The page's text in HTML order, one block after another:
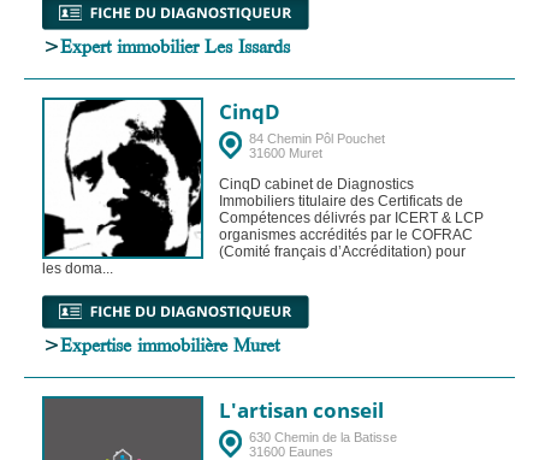
>Expert immobilier Les Issards
CinqD
84 Chemin Pôl Pouchet
31600 Muret
CinqD cabinet de Diagnostics
Immobiliers titulaire des Certificats de
Compétences délivrés par ICERT & LCP
organismes accrédités par le COFRAC
(Comité français d’Accréditation) pour
les doma...
>Expertise immobilière Muret
L'artisan conseil
630 Chemin de la Batisse
31600 Eaunes